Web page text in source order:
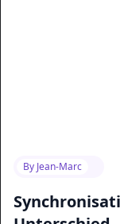
By Jean-Marc